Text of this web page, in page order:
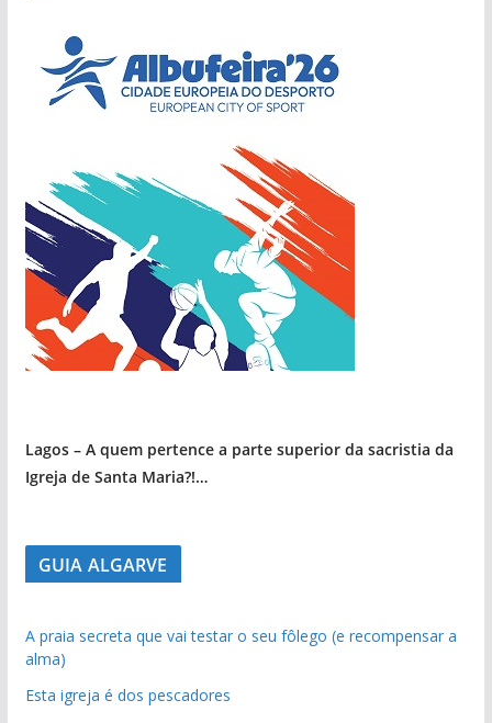
Lagos – A quem pertence a parte superior da sacristia da
Igreja de Santa Maria?!…
GUIA ALGARVE
A praia secreta que vai testar o seu fôlego (e recompensar a
alma)
Esta igreja é dos pescadores